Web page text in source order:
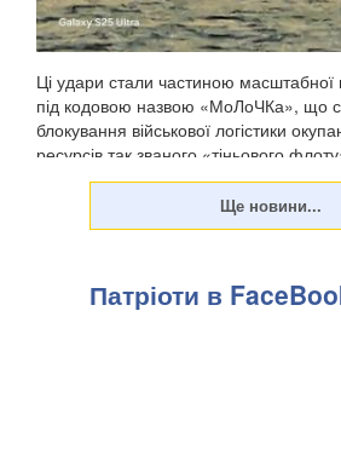
Ці удари стали частиною масштабної
під кодовою назвою «МоЛоЧКа», що
блокування військової логістики
ресурсів так званого «тіньового
оборони уразили судна в Чорному
Патріоти в